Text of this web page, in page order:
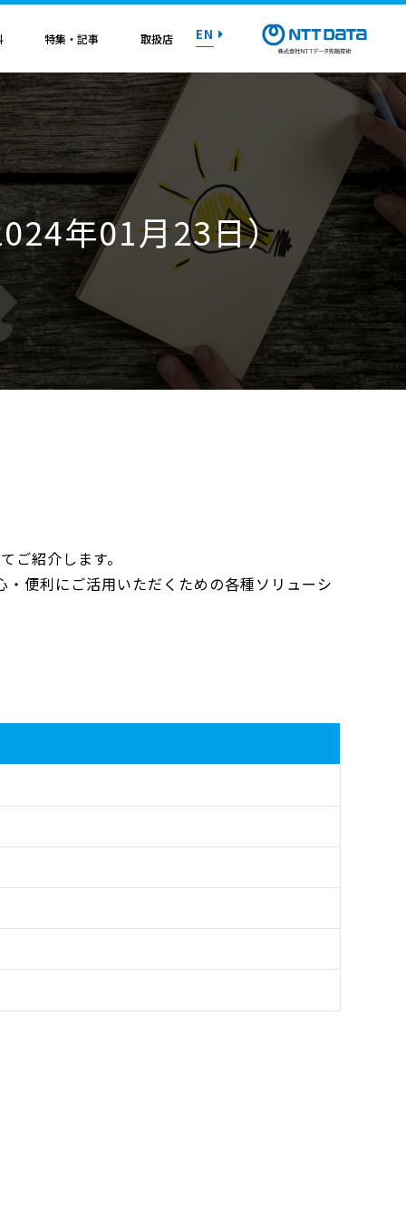
トライアル on AWS
マニュアル
お問い合わせ
トライアル on AWS
マニュアル
お問い合わせ
トライアル on AWS
マニュアル
お問い合わせ
トライアル on AWS
マニュアル
お問い合わせ
トライアル on AWS
マニュアル
お問い合わせ
特集・記事
トライアル on AWS
マニュアル
お問い合わせ
取扱店
トライアル on AWS
マニュアル
お問い合わせ
EN
年01月23日）
ご紹介します。
便利にご活用いただくための各種ソリューシ